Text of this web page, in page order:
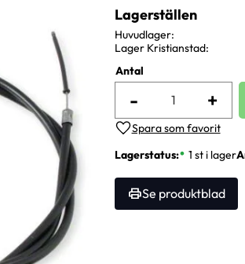
Antal
+
-
Lägg till i favoriter
Lagerstatus 1 st i lager
Se produktblad
Lagerställen
Huvudlager
Lager Kristianstad